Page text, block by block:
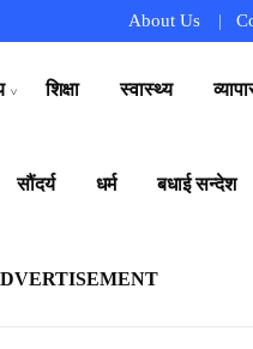
About Us
शिक्षा स्वास्थ्य
सौंदर्य धर्म बधाई सन्देश